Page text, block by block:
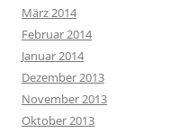
März 2014
Februar 2014
Januar 2014
Dezember 2013
November 2013
Oktober 2013